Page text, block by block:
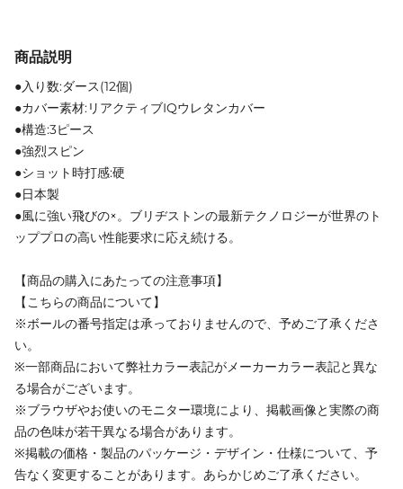
商品説明
●入り数:ダース(12個)
●カバー素材:リアクティブIQウレタンカバー
●構造:3ピース
●強烈スピン
●ショット時打感:硬
●日本製
●風に強い飛びの×。ブリヂストンの最新テクノロジーが世界のト
ッププロの高い性能要求に応え続ける。
【商品の購入にあたっての注意事項】
【こちらの商品について】
※ボールの番号指定は承っておりませんので、予めご了承くださ
い。
※一部商品において弊社カラー表記がメーカーカラー表記と異な
る場合がございます。
※ブラウザやお使いのモニター環境により、掲載画像と実際の商
品の色味が若干異なる場合があります。
※掲載の価格・製品のパッケージ・デザイン・仕様について、予
告なく変更することがあります。あらかじめご了承ください。